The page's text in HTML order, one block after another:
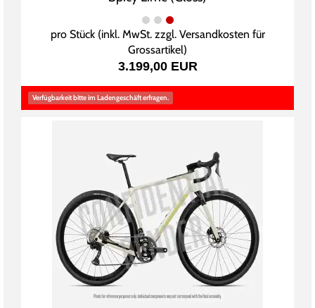
pro Stück (inkl. MwSt. zzgl. Versandkosten für
Grossartikel)
3.199,00 EUR
Verfügbarkeit bitte im Ladengeschäft erfragen.